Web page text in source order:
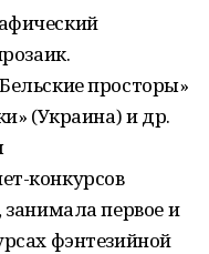
просторы»
(Украина) и др.
конкурсов
первое и
фэнтезийной